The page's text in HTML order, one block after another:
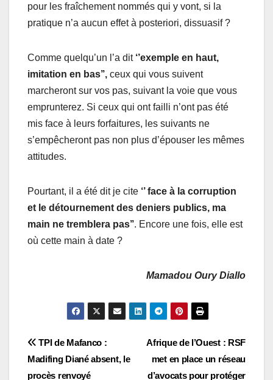
pour les fraîchement nommés qui y vont, si la
pratique n’a aucun effet à posteriori, dissuasif ?
Comme quelqu’un l’a dit ‘’exemple en haut,
imitation en bas’’, ceux qui vous suivent
marcheront sur vos pas, suivant la voie que vous
emprunterez. Si ceux qui ont failli n’ont pas été
mis face à leurs forfaitures, les suivants ne
s’empêcheront pas non plus d’épouser les mêmes
attitudes.
Pourtant, il a été dit je cite ‘’ face à la corruption
et le détournement des deniers publics, ma
main ne tremblera pas’’. Encore une fois, elle est
où cette main à date ?
Mamadou Oury Diallo
Navigation
de
Afrique de l’Ouest : RSF
met en place un réseau
d’avocats pour protéger
TPI de Mafanco :
Madifing Diané absent, le
procès renvoyé